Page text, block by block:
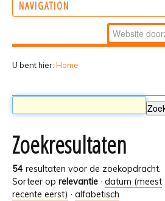
NAVIGATION
Zoek
Geavanceerd
U bent hier: Home
Zoekresultaten
54 resultaten voor de zoekopdracht.
Sorteer op relevantie · datum (meest
recente eerst) · alfabetisch